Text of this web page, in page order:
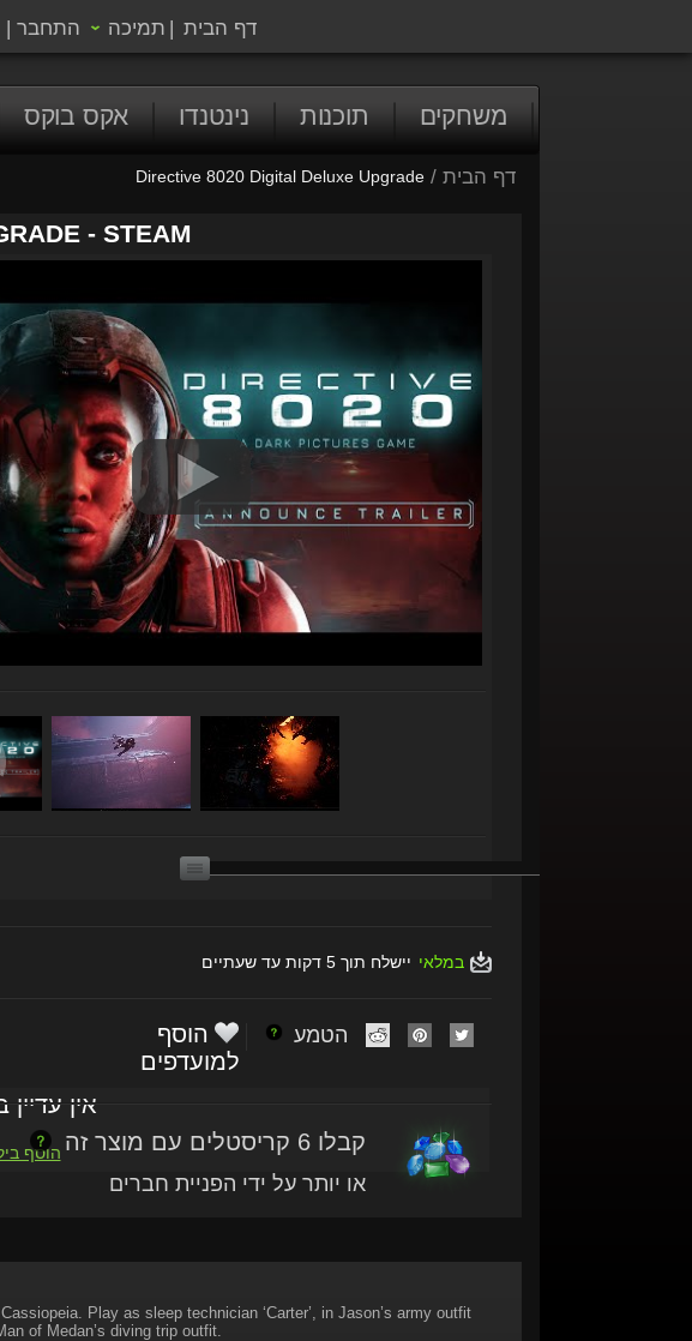
דף הבית | תמיכה התחבר |
אקס בוקס נינטנדו תוכנות משחקים
דף הבית /
Directive 8020 Digital Deluxe Upgrade
- STEAM
אין עדיין
הוסף
במלאי יישלח תוך 5 דקות עד שעתיים
הטמע
הוסף
למועדפים
קבלו 6 קריסטלים עם מוצר זה
או יותר על ידי הפניית חברים
Play as sleep technician ‘Carter’, in Jason’s army outfit
of Medan’s diving trip outfit.